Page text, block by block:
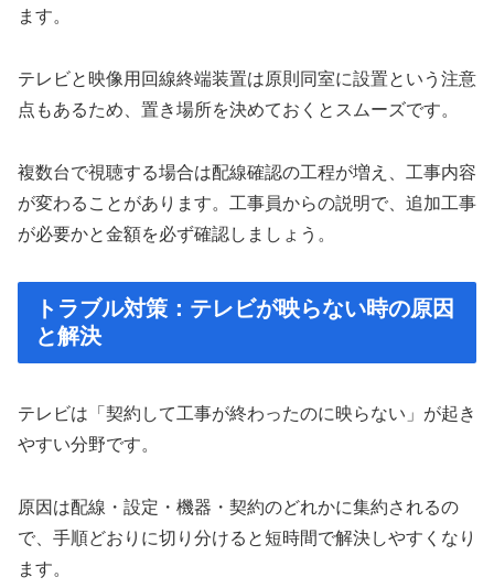
ます。
テレビと映像用回線終端装置は原則同室に設置という注意
点もあるため、置き場所を決めておくとスムーズです。
複数台で視聴する場合は配線確認の工程が増え、工事内容
が変わることがあります。工事員からの説明で、追加工事
が必要かと金額を必ず確認しましょう。
トラブル対策：テレビが映らない時の原因
と解決
テレビは「契約して工事が終わったのに映らない」が起き
やすい分野です。
原因は配線・設定・機器・契約のどれかに集約されるの
で、手順どおりに切り分けると短時間で解決しやすくなり
ます。